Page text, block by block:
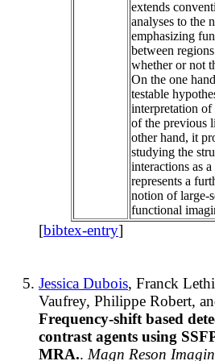
extends
analyses to the
emphasizing
between
whether or not
On the one
testable
interpretation of
of the previous
other hand, it
studying the
interactions as
represents a
notion of large-
functional
[bibtex-entry]
Jessica Dubois, Franck
Vaufrey, Philippe Robert,
Frequency-shift based
contrast agents using
MRA.. Magn Reson